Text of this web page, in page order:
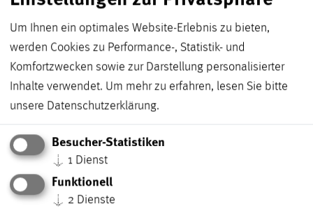
Gruppe *
Um Ihnen ein optimales Website-Erlebnis zu bieten,
werden Cookies zu Performance-, Statistik- und
Komfortzwecken sowie zur Darstellung personalisierter
Inhalte verwendet. Um mehr zu erfahren, lesen Sie bitte
unsere Datenschutzerklärung.
Besucher-Statistiken
↓ 1 Dienst
Funktionell
↓ 2 Dienste